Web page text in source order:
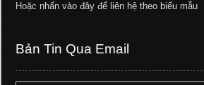
Hoặc nhấn vào đây để liên hệ theo biểu mẫu
Bản Tin Qua Email